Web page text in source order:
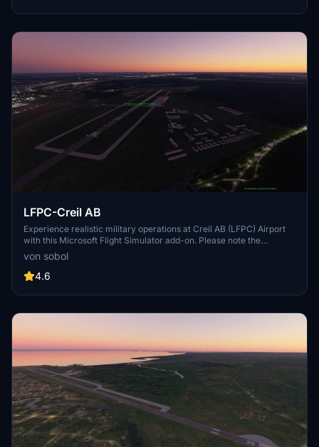
LFPC-Creil AB
Experience realistic military operations at Creil AB (LFPC) Airport
with this Microsoft Flight Simulator add-on. Please note the
restriction on uploading the file to other websites.
von sobol
4.6